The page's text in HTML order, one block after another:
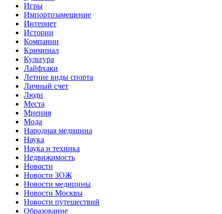
Игры
Импортозамещение
Интернет
Истории
Компании
Криминал
Культура
Лайфхаки
Летние виды спорта
Личный счет
Люди
Места
Мнения
Мода
Народная медицина
Наука
Наука и техника
Недвижимость
Новости
Новости ЗОЖ
Новости медицины
Новости Москвы
Новости путешествий
Образование